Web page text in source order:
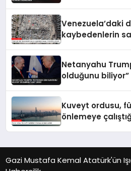
Venezuela’daki
kaybedenlerin
Netanyahu
olduğunu
Kuveyt ordusu,
önlemeye
Gazi Mustafa Kemal Atatürk'ün